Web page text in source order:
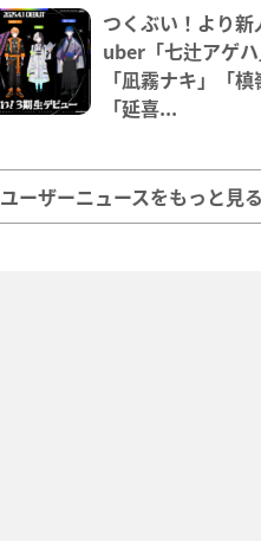
つくぶい！より新
uber「七辻アゲハ
「凪霧ナキ」「槙
「延喜...
ユーザーニュースをもっと見る